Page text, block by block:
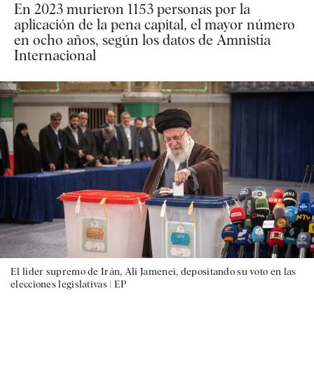
En 2023 murieron 1153 personas por la
aplicación de la pena capital, el mayor número
en ocho años, según los datos de Amnistía
Internacional
El líder supremo de Irán, Alí Jamenei, depositando su voto en las
elecciones legislativas | EP